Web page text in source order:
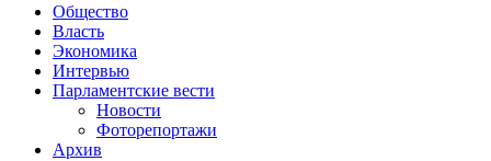
Общество
Власть
Экономика
Интервью
Парламентские вести
Новости
Фоторепортажи
Архив